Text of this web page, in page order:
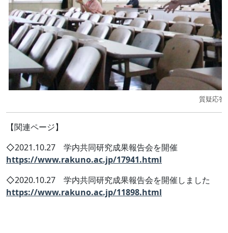
質疑応答
【関連ページ】
◇2021.10.27 学内共同研究成果報告会を開催
https://www.rakuno.ac.jp/17941.html
◇2020.10.27 学内共同研究成果報告会を開催しました
https://www.rakuno.ac.jp/11898.html